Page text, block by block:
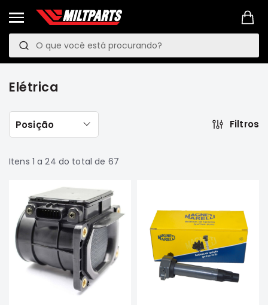
e
s
u
i
s
Pesquisa
LINKS
PREVENTIVA
VEÍCULOS
Pajero
Motor
Suspensão
Freio
Correias
Elétrica
Itens 1 a24 do total de 67
Posição Filtros